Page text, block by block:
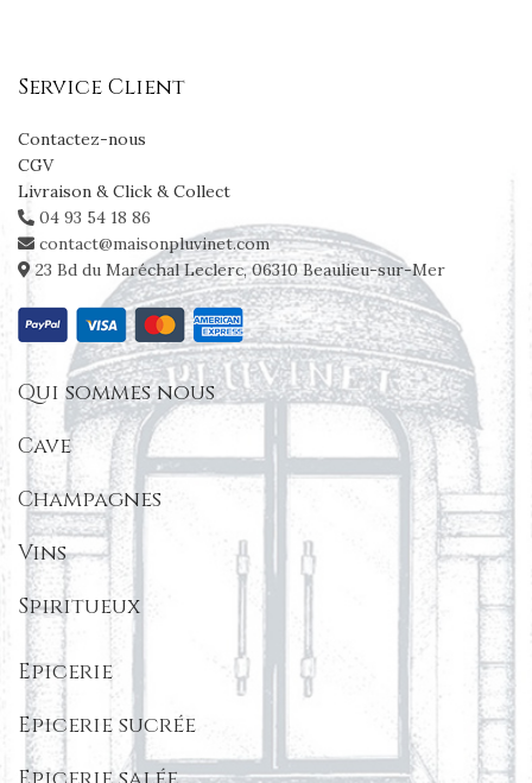
Service Client
Contactez-nous
CGV
Livraison & Click & Collect
04 93 54 18 86
contact@maisonpluvinet.com
23 Bd du Maréchal Leclerc, 06310 Beaulieu-sur-Mer
Qui sommes nous
Cave
Champagnes
Vins
Spiritueux
Epicerie
Epicerie sucrée